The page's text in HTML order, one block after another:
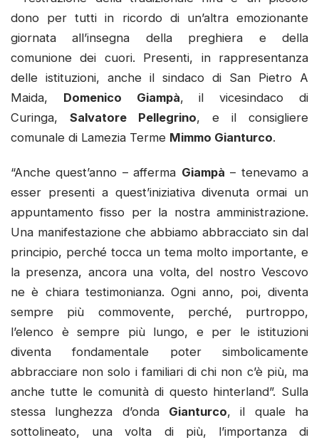
dono per tutti in ricordo di un’altra emozionante
giornata all’insegna della preghiera e della
comunione dei cuori. Presenti, in rappresentanza
delle istituzioni, anche il sindaco di San Pietro A
Maida, Domenico Giampà, il vicesindaco di
Curinga, Salvatore Pellegrino, e il consigliere
comunale di Lamezia Terme Mimmo Gianturco.
“Anche quest’anno – afferma Giampà – tenevamo a
esser presenti a quest’iniziativa divenuta ormai un
appuntamento fisso per la nostra amministrazione.
Una manifestazione che abbiamo abbracciato sin dal
principio, perché tocca un tema molto importante, e
la presenza, ancora una volta, del nostro Vescovo
ne è chiara testimonianza. Ogni anno, poi, diventa
sempre più commovente, perché, purtroppo,
l’elenco è sempre più lungo, e per le istituzioni
diventa fondamentale poter simbolicamente
abbracciare non solo i familiari di chi non c’è più, ma
anche tutte le comunità di questo hinterland”. Sulla
stessa lunghezza d’onda Gianturco, il quale ha
sottolineato, una volta di più, l’importanza di